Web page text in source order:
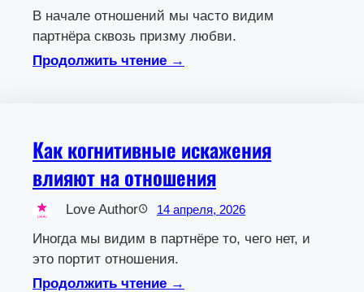
В начале отношений мы часто видим
партнёра сквозь призму любви.
Продолжить чтение →
Как когнитивные искажения
влияют на отношения
Love Author 14 апреля, 2026
Иногда мы видим в партнёре то, чего нет, и
это портит отношения.
Продолжить чтение →